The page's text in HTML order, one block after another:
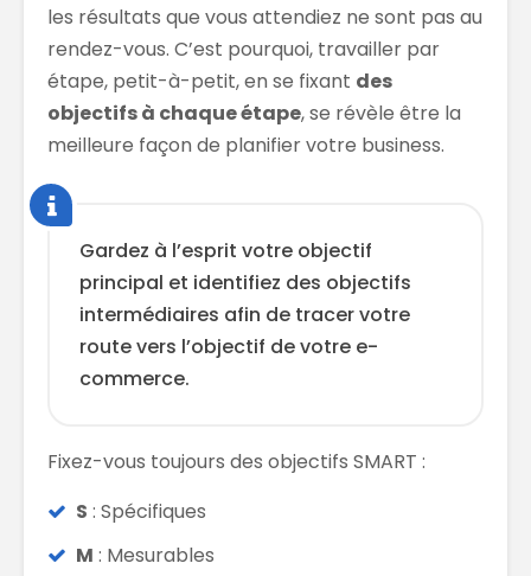
les résultats que vous attendiez ne sont pas au
rendez-vous. C’est pourquoi, travailler par
étape, petit-à-petit, en se fixant des
objectifs à chaque étape, se révèle être la
meilleure façon de planifier votre business.
Gardez à l’esprit votre objectif
principal et identifiez des objectifs
intermédiaires afin de tracer votre
route vers l’objectif de votre e-
commerce.
Fixez-vous toujours des objectifs SMART :
S : Spécifiques
M : Mesurables